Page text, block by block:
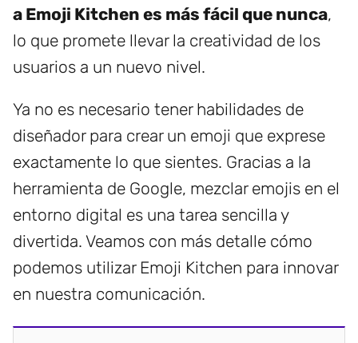
a Emoji Kitchen es más fácil que nunca,
lo que promete llevar la creatividad de los
usuarios a un nuevo nivel.
Ya no es necesario tener habilidades de
diseñador para crear un emoji que exprese
exactamente lo que sientes. Gracias a la
herramienta de Google, mezclar emojis en el
entorno digital es una tarea sencilla y
divertida. Veamos con más detalle cómo
podemos utilizar Emoji Kitchen para innovar
en nuestra comunicación.